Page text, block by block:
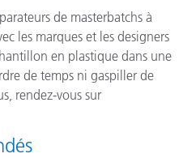
de masterbatchs à
les marques et les designers
en plastique dans une
de temps ni gaspiller de
rendez-vous sur